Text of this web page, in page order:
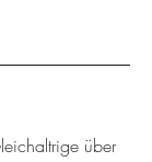
über